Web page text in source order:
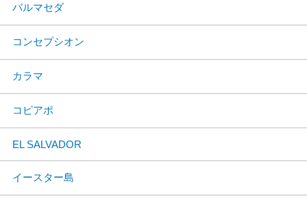
バルマセダ
コンセプシオン
カラマ
コピアポ
EL SALVADOR
イースター島